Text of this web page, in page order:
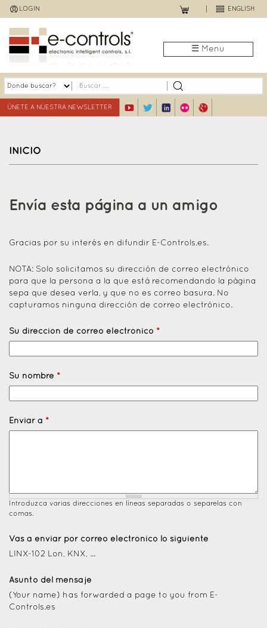
Jump
to
navigation
LOGIN ENGLISH
☰ Menu
ÚNETE A NUESTRA NEWSLETTER
INICIO
top
Envía esta página a un amigo
Gracias por su interés en difundir E-Controls.es.
NOTA: Solo solicitamos su dirección de correo electrónico
para que la persona a la que está recomendando la página
sepa que desea verla, y que no es correo basura. No
capturamos ninguna dirección de correo electrónico.
Su dirección de correo electrónico *
Su nombre *
Enviar a *
Introduzca varias direcciones en líneas separadas o separelas con
comas.
Vas a enviar por correo electrónico lo siguiente
LINX-102 Lon, KNX, ...
Asunto del mensaje
(Your name) has forwarded a page to you from E-
Controls.es